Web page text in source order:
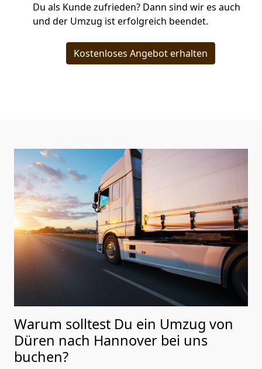
Du als Kunde zufrieden? Dann sind wir es auch
und der Umzug ist erfolgreich beendet.
Kostenloses Angebot erhalten
Warum solltest Du ein Umzug von
Düren nach Hannover bei uns
buchen?